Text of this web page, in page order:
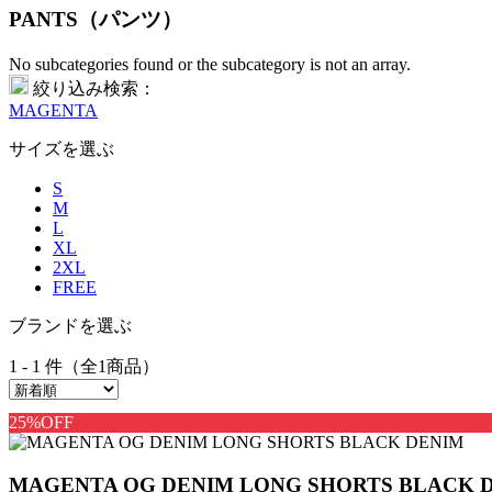
PANTS（パンツ）
No subcategories found or the subcategory is not an array.
絞り込み検索：
MAGENTA
サイズを選ぶ
S
M
L
XL
2XL
FREE
ブランドを選ぶ
1 - 1 件（全1商品）
25%OFF
MAGENTA OG DENIM LONG SHORTS BLACK